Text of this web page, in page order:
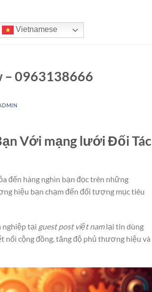
Vietnamese
– 0963138666
Với mạng lưới Đối Tác
đến hàng nghìn bạn đọc trên những
hiệu bạn chạm đến đối tượng mục tiêu
nghiệp tại guest post việt namlại tin dùng
nối cộng đồng, tăng độ phủ thương hiệu và